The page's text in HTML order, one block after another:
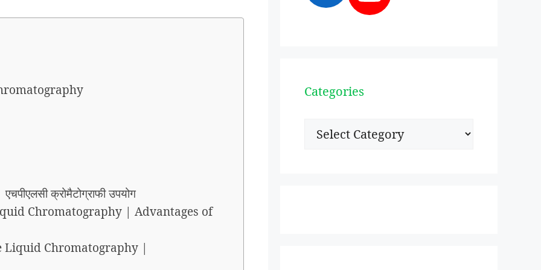
क्रोमैटोग्राफी उपयोग
Chromatography | Advantages of
Liquid Chromatography |
Categories
Categories